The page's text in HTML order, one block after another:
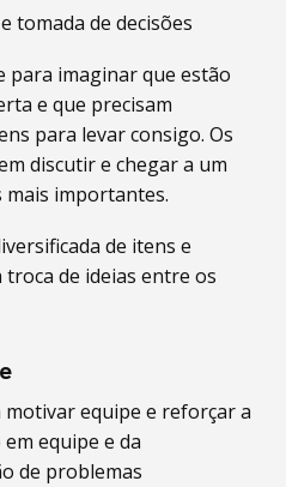
tomada de decisões
para imaginar que estão
e que precisam
para levar consigo. Os
discutir e chegar a um
importantes.
de itens e
troca de ideias entre os
motivar equipe e reforçar a
equipe e da
de problemas